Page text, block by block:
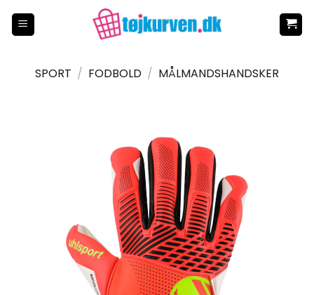
SPORT / FODBOLD / MÅLMANDSHANDSKER